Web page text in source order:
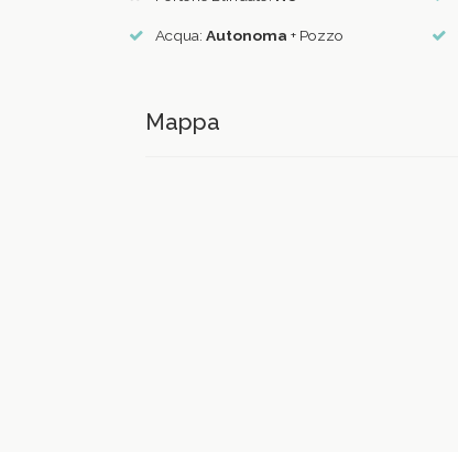
Acqua: Autonoma + Pozzo
Mappa